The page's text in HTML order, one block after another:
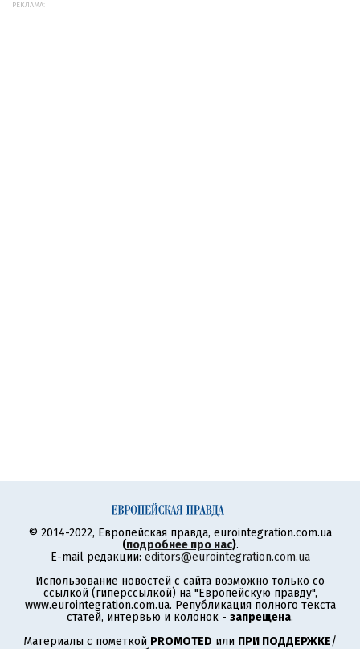
РЕКЛАМА:
© 2014-2022, Европейская правда, eurointegration.com.ua
(подробнее про нас).
E-mail редакции: editors@eurointegration.com.ua
Использование новостей с сайта возможно только со
ссылкой (гиперссылкой) на "Европейскую правду",
www.eurointegration.com.ua. Републикация полного текста
статей, интервью и колонок - запрещена.
Материалы с пометкой PROMOTED или ПРИ ПОДДЕРЖКЕ/